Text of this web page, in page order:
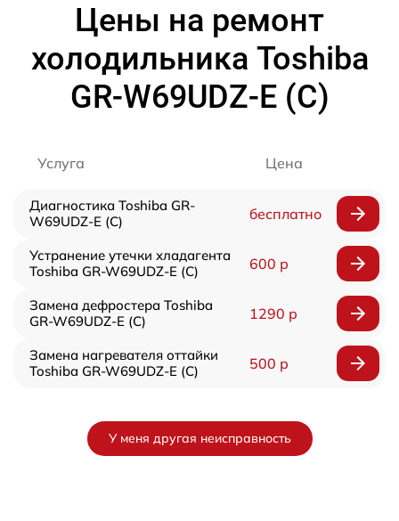
Цены на ремонт
холодильника Toshiba
GR-W69UDZ-E (C)
Услуга Цена
Диагностика Toshiba GR-
W69UDZ-E (C)
бесплатно
Устранение утечки хладагента
Toshiba GR-W69UDZ-E (C)
600 р
Замена дефростера Toshiba
GR-W69UDZ-E (C)
1290 р
Замена нагревателя оттайки
Toshiba GR-W69UDZ-E (C)
500 р
У меня другая неисправность